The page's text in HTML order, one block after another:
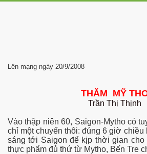
Lên mạng ngày 20/9/2008
THĂM MỸ
Trần Thị Thịnh
Vào thập niên 60, Saigon-Mytho có
chỉ một chuyến thôi: đúng 6 giờ
sáng tới Saigon để kịp thời gian cho
thực phẩm đủ thứ từ Mytho, Bến Tre